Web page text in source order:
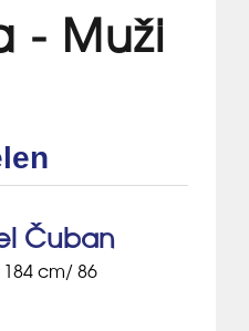
- Muži
Čuban
cm/ 86